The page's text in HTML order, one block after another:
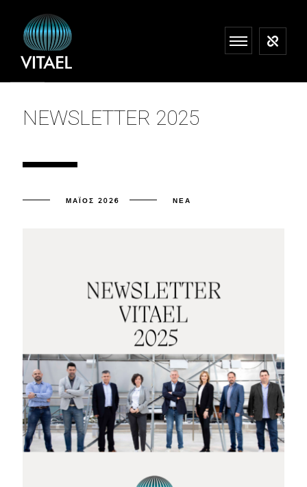
NEWSLETTER 2025
ΜΆΙΟΣ 2026 ΝΈΑ